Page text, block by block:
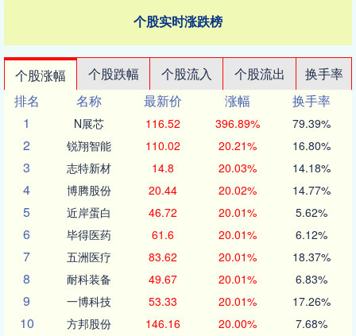
个股实时涨跌榜
个股涨幅 个股跌幅 个股流入 个股流出
换手率
排名
名称 最新价 涨幅
换手率
1
N展芯 116.52 396.89% 79.39%
2 锐翔智能 110.02 20.21% 16.80%
3 志特新材 14.8 20.03% 14.18%
4 博腾股份 20.44 20.02% 14.77%
5 近岸蛋白 46.72 20.01% 5.62%
6 毕得医药 61.6 20.01% 6.12%
7 五洲医疗 83.62 20.01% 18.37%
8 耐科装备 49.67 20.01% 6.83%
9 一博科技 53.33 20.01% 17.26%
10 方邦股份 146.16 20.00% 7.68%